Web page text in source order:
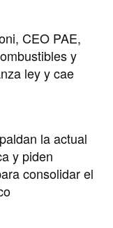
CEO PAE,
y
ley y cae
la actual
y piden
consolidar el